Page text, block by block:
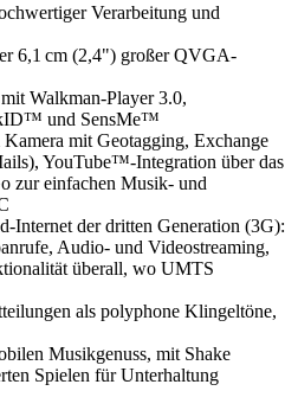
Verarbeitung und
6,1 cm (2,4") großer QVGA-
Walkman-Player 3.0,
und SensMe™
mit Geotagging, Exchange
YouTube™-Integration über das
zur einfachen Musik- und
Internet der dritten Generation (3G):
Audio- und Videostreaming,
überall, wo UMTS
als polyphone Klingeltöne,
Musikgenuss, mit Shake
Spielen für Unterhaltung